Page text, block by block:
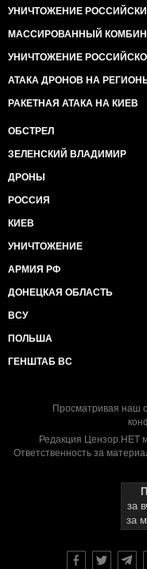
УНИЧТОЖЕНИЕ
МАССИРОВАННЫЙ
УНИЧТОЖЕНИЕ
АТАКА ДРОНОВ НА
РАКЕТНАЯ АТАКА НА КИЕВ
ОБСТРЕЛ
ЗЕЛЕНСКИЙ ВЛАДИМИР
ДРОНЫ
РОССИЯ
КИЕВ
УНИЧТОЖЕНИЕ
АРМИЯ РФ
ДОНЕЦКАЯ ОБЛАСТЬ
ВСУ
ПОЛЬША
ГЕНШТАБ ВС
Просматривая наш
Редакция Цензор.НЕТ
Ответственность за
за
за